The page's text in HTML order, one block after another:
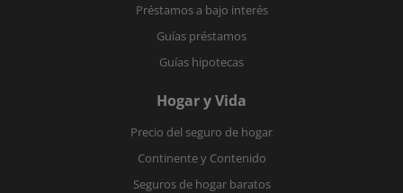
Préstamos a bajo interés
Guías préstamos
Guías hipotecas
Hogar y Vida
Precio del seguro de hogar
Continente y Contenido
Seguros de hogar baratos